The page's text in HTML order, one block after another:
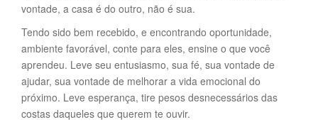
vontade, a casa é do outro, não é sua.
Tendo sido bem recebido, e encontrando oportunidade,
ambiente favorável, conte para eles, ensine o que você
aprendeu. Leve seu entusiasmo, sua fé, sua vontade de
ajudar, sua vontade de melhorar a vida emocional do
próximo. Leve esperança, tire pesos desnecessários das
costas daqueles que querem te ouvir.